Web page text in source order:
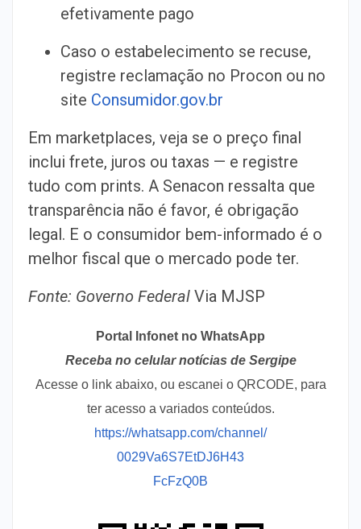
efetivamente pago
Caso o estabelecimento se recuse,
registre reclamação no Procon ou no
site Consumidor.gov.br
Em marketplaces, veja se o preço final
inclui frete, juros ou taxas — e registre
tudo com prints. A Senacon ressalta que
transparência não é favor, é obrigação
legal. E o consumidor bem-informado é o
melhor fiscal que o mercado pode ter.
Fonte: Governo Federal Via MJSP
Portal Infonet no WhatsApp
Receba no celular notícias de Sergipe
Acesse o link abaixo, ou escanei o QRCODE, para
ter acesso a variados conteúdos.
https://whatsapp.com/channel/
0029Va6S7EtDJ6H43
FcFzQ0B